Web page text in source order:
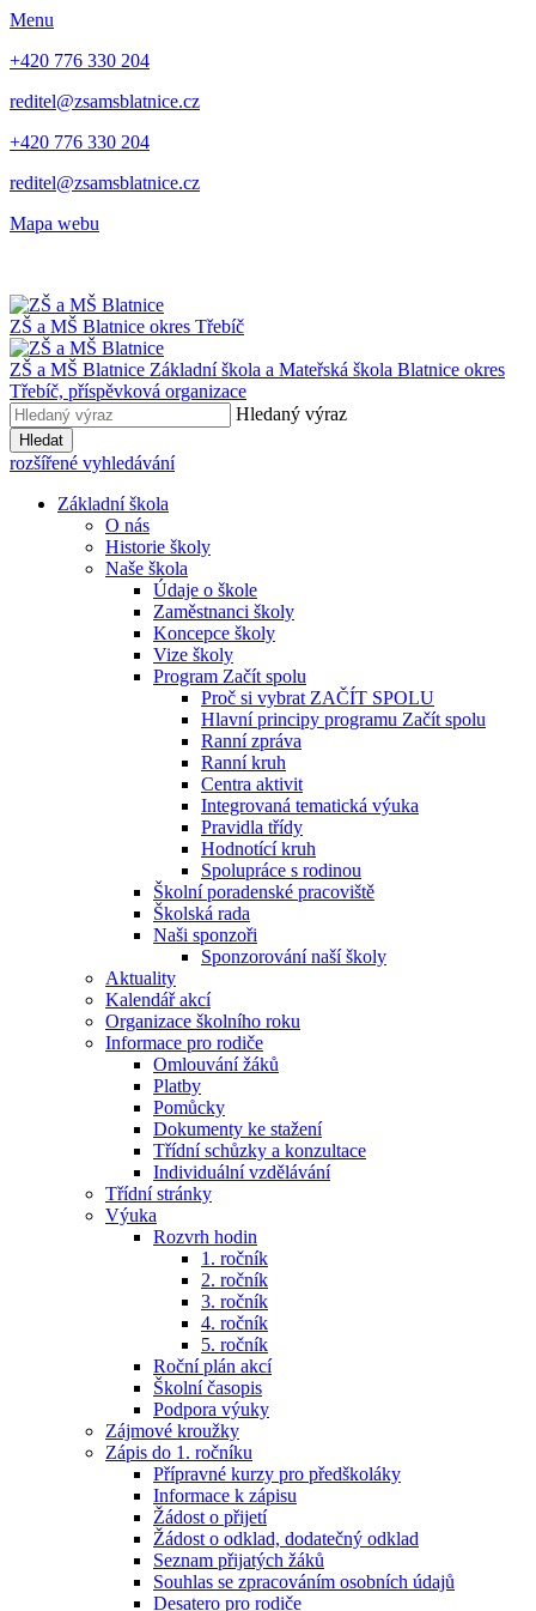
Menu
+420 776 330 204
reditel@zsamsblatnice.cz
+420 776 330 204
reditel@zsamsblatnice.cz
Mapa webu
ZŠ a MŠ Blatnice okres Třebíč
ZŠ a MŠ Blatnice Základní škola a Mateřská škola Blatnice okres
Třebíč, příspěvková organizace
Hledaný výraz
Hledat
rozšířené vyhledávání
Základní škola
O nás
Historie školy
Naše škola
Údaje o škole
Zaměstnanci školy
Koncepce školy
Vize školy
Program Začít spolu
Proč si vybrat ZAČÍT SPOLU
Hlavní principy programu Začít spolu
Ranní zpráva
Ranní kruh
Centra aktivit
Integrovaná tematická výuka
Pravidla třídy
Hodnotící kruh
Spolupráce s rodinou
Školní poradenské pracoviště
Školská rada
Naši sponzoři
Sponzorování naší školy
Aktuality
Kalendář akcí
Organizace školního roku
Informace pro rodiče
Omlouvání žáků
Platby
Pomůcky
Dokumenty ke stažení
Třídní schůzky a konzultace
Individuální vzdělávání
Třídní stránky
Výuka
Rozvrh hodin
1. ročník
2. ročník
3. ročník
4. ročník
5. ročník
Roční plán akcí
Školní časopis
Podpora výuky
Zájmové kroužky
Zápis do 1. ročníku
Přípravné kurzy pro předškoláky
Informace k zápisu
Žádost o přijetí
Žádost o odklad, dodatečný odklad
Seznam přijatých žáků
Souhlas se zpracováním osobních údajů
Desatero pro rodiče